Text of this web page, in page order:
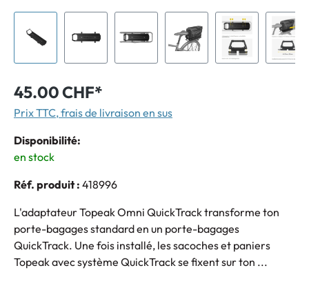
45.00 CHF*
Prix TTC, frais de livraison en sus
Disponibilité:
en stock
Réf. produit : 418996
L'adaptateur Topeak Omni QuickTrack transforme ton
porte-bagages standard en un porte-bagages
QuickTrack. Une fois installé, les sacoches et paniers
Topeak avec système QuickTrack se fixent sur ton ...